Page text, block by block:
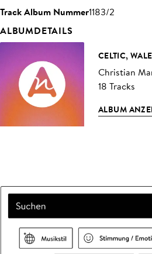
Track Album Nummer1183/2
ALBUMDETAILS
CELTIC,
Christian
18 Tracks
ALBUM